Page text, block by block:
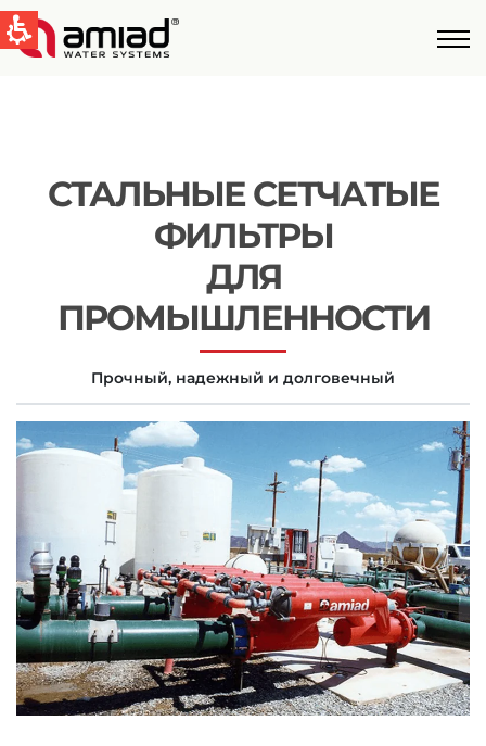
Global
English
United States
English
Australia
Spain & LATAM
Spanish
Russia
Russian
France
French
СТАЛЬНЫЕ СЕТЧАТЫЕ
ФИЛЬТРЫ
ДЛЯ
ПРОМЫШЛЕННОСТИ
Прочный, надежный и долговечный